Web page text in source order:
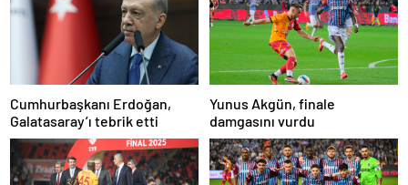
Cumhurbaşkanı Erdoğan,
Galatasaray’ı tebrik etti
Yunus Akgün, finale
damgasını vurdu